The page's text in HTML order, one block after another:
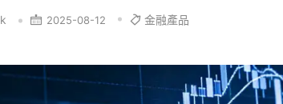
2025-08-12 金融產品